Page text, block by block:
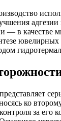
адгезии
— в качестве
ювелирных
ко
за его